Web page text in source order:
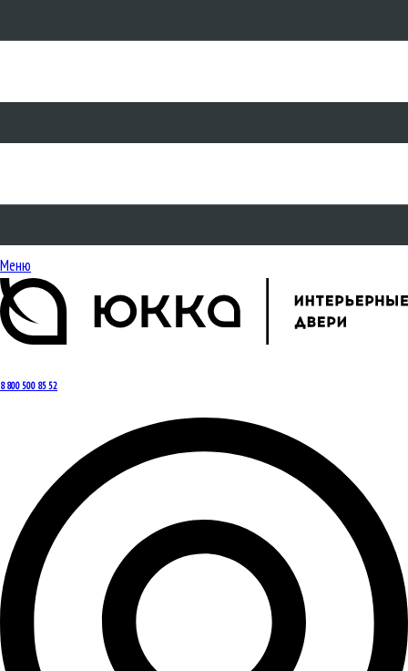
Меню
8 800 500 85 52